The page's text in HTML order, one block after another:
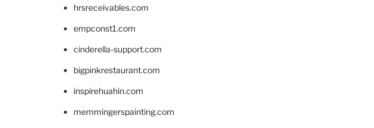
hrsreceivables.com
empconst1.com
cinderella-support.com
bigpinkrestaurant.com
inspirehuahin.com
memmingerspainting.com